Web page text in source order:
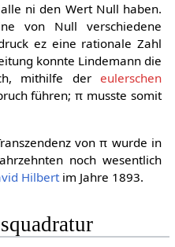
ni den Wert Null haben.
von Null verschiedene
ezeine rationale Zahl
konnte Lindemann die
mithilfe dereulerschen
führen; π musste somit
von π wurde in
noch wesentlich
Hilbertim Jahre 1893.